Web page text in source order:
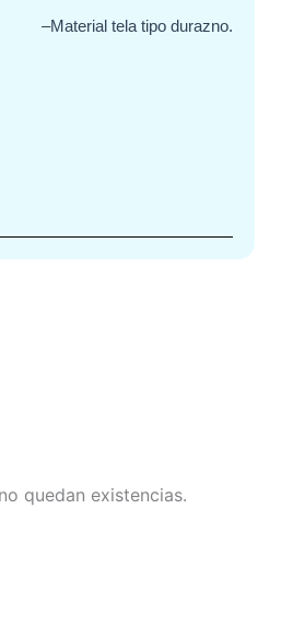
–Material tela tipo durazno.
quedan existencias.